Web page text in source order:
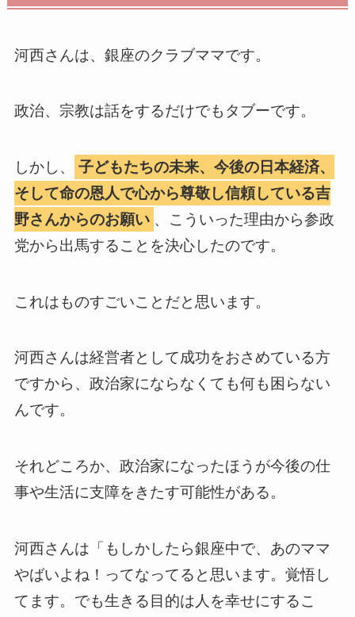
河西さんは、銀座のクラブママです。
政治、宗教は話をするだけでもタブーです。
しかし、
子どもたちの未来、今後の日本経済、
そして命の恩人で心から尊敬し信頼している吉
野さんからのお願い 、こういった理由から参政
党から出馬することを決心したのです。
これはものすごいことだと思います。
河西さんは経営者として成功をおさめている方
ですから、政治家にならなくても何も困らない
んです。
それどころか、政治家になったほうが今後の仕
事や生活に支障をきたす可能性がある。
河西さんは「もしかしたら銀座中で、あのママ
やばいよね！ってなってると思います。覚悟し
てます。でも生きる目的は人を幸せにするこ